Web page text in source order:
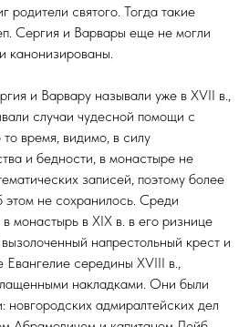
родители святого. Тогда такие
Сергия и Варвары еще не могли
канонизированы.
и Варвару называли уже в XVII в.,
случаи чудесной помощи с
время, видимо, в силу
и бедности, в монастыре не
записей, поэтому более
не сохранилось. Среди
монастырь в XIX в. в его ризнице
напрестольный крест и
Евангелие середины XVIII в.,
накладками. Они были
новгородских адмиралтейских дел